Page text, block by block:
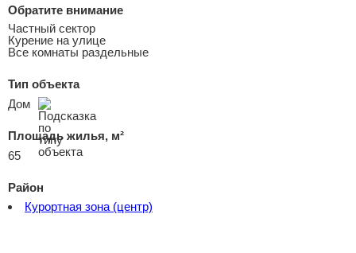
Обратите внимание
Частный сектор
Курение на улице
Все комнаты раздельные
Тип объекта
Дом
Площадь жилья, м²
65
Район
Курортная зона (центр)